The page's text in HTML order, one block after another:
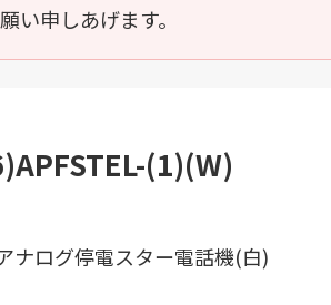
い申しあげます。
(1)(W)
ナログ停電スター電話機(白)